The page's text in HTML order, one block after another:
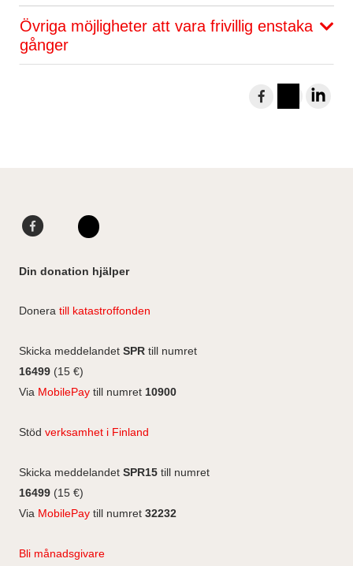
Övriga möjligheter att vara frivillig enstaka
gånger
e
c
b
o
k
n
t
g
r
a
n
e
I
Din donation hjälper
Donera till katastroffonden
Skicka meddelandet SPR till numret
16499 (15 €)
Via MobilePay till numret 10900
Stöd verksamhet i Finland
Skicka meddelandet SPR15 till numret
16499 (15 €)
Via MobilePay till numret 32232
Bli månadsgivare